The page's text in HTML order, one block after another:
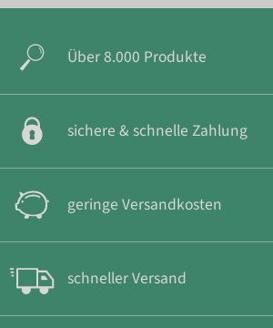
Über 8.000 Produkte
sichere & schnelle Zahlung
geringe Versandkosten
schneller Versand